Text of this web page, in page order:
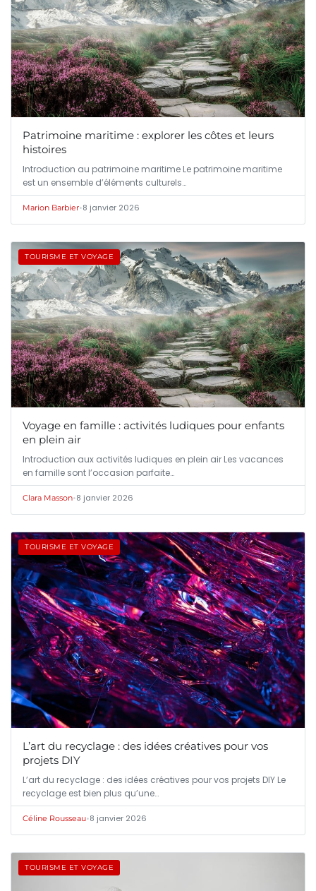
Patrimoine maritime : explorer les côtes et leurs
histoires
Introduction au patrimoine maritime Le patrimoine maritime
est un ensemble d’éléments culturels…
Marion Barbier•8 janvier 2026
TOURISME ET VOYAGE
Voyage en famille : activités ludiques pour enfants
en plein air
Introduction aux activités ludiques en plein air Les vacances
en famille sont l’occasion parfaite…
Clara Masson•8 janvier 2026
TOURISME ET VOYAGE
L’art du recyclage : des idées créatives pour vos
projets DIY
L’art du recyclage : des idées créatives pour vos projets DIY Le
recyclage est bien plus qu’une…
Céline Rousseau•8 janvier 2026
TOURISME ET VOYAGE